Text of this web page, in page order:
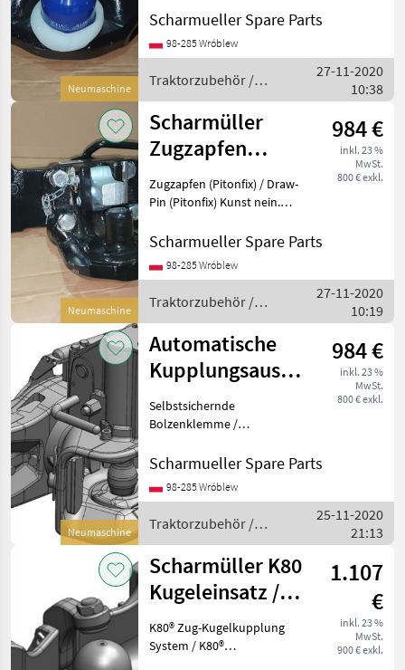
Neumaschine
Coupling System Artikel
Nummer. 05.6390.46-A02 ----
-- //// Schreib uns an //// ----
Scharmueller Spare Parts
98-285 Wróblew
Traktorzubehör /
Scharmüller
27-11-2020
10:38
Neumaschine
Scharmüller
Zugzapfen
(Pitonfix) /
Draw-Pin Einsatz
984 €
inkl. 23 %
MwSt.
800 € exkl.
Zugzapfen (Pitonfix) / Draw-
Pin (Pitonfix) Kunst nein.
390/25/32 (Wir haben
andere Dimensionen / we
have other dimensions) -----
Scharmueller Spare Parts
98-285 Wróblew
Traktorzubehör /
Scharmüller
27-11-2020
10:19
Neumaschine
Automatische
Kupplungsausrückung
Gabelkopf Typ
u.a. John Deere
984 €
inkl. 23 %
MwSt.
800 € exkl.
Selbstsichernde
Bolzenklemme /
Gabelkopfausführung
Art.Nr. 07.3303.299-A17
Abmessung 330/25/32 (Wir
Abmessungen) ------////
Unser Sc
Scharmueller Spare Parts
98-285 Wróblew
Traktorzubehör /
Scharmüller
25-11-2020
21:13
Scharmüller K80
Kugeleinsatz /
Kugel K80
Einsatz
1.107
€
inkl. 23 %
MwSt.
900 € exkl.
K80® Zug-Kugelkupplung
System / K80®